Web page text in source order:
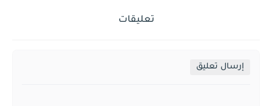
تعليقات
إرسال تعليق